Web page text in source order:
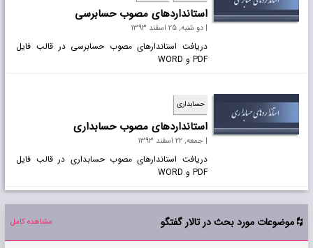
استانداردهای مصوب حسابرسی
| دو شنبه, 25 اسفند 1393
دریافت استاندارهای مصوب حسابرسی در قالب فایل
PDF و WORD
حسابداری
استانداردهای مصوب حسابداری
| جمعه, 22 اسفند 1393
دریافت استاندارهای مصوب حسابداری در قالب فایل
PDF و WORD
موضوعات مورد بحث در تالار گفتگو مشاهده کامل